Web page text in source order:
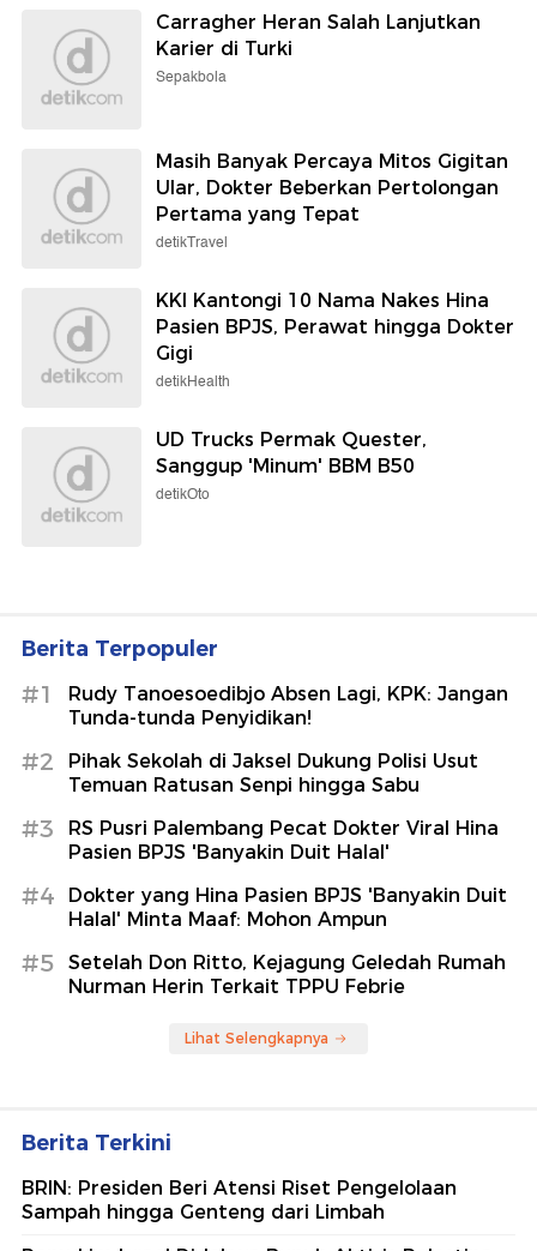
Carragher Heran Salah Lanjutkan
Karier di Turki
Sepakbola
Masih Banyak Percaya Mitos Gigitan
Ular, Dokter Beberkan Pertolongan
Pertama yang Tepat
detikTravel
KKI Kantongi 10 Nama Nakes Hina
Pasien BPJS, Perawat hingga Dokter
Gigi
detikHealth
UD Trucks Permak Quester,
Sanggup 'Minum' BBM B50
detikOto
Berita Terpopuler
#1
Rudy Tanoesoedibjo Absen Lagi, KPK: Jangan
Tunda-tunda Penyidikan!
#2
Pihak Sekolah di Jaksel Dukung Polisi Usut
Temuan Ratusan Senpi hingga Sabu
#3
RS Pusri Palembang Pecat Dokter Viral Hina
Pasien BPJS 'Banyakin Duit Halal'
#4
Dokter yang Hina Pasien BPJS 'Banyakin Duit
Halal' Minta Maaf: Mohon Ampun
#5
Setelah Don Ritto, Kejagung Geledah Rumah
Nurman Herin Terkait TPPU Febrie
Lihat Selengkapnya
Berita Terkini
BRIN: Presiden Beri Atensi Riset Pengelolaan
Sampah hingga Genteng dari Limbah